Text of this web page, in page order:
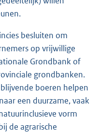
besluiten om
op vrijwillige
Grondbank of
grondbanken.
boeren helpen
een duurzame, vaak
vorm
de agrarische